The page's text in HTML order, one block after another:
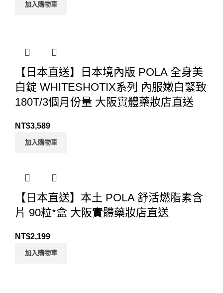
加入購物車
【日本直送】日本境內版 POLA 全身美
白錠 WHITESHOTIX系列 內服嫩白緊致
180T/3個月份量 大阪實體藥妝店直送
NT$3,589
加入購物車
【日本直送】本土 POLA 舒活燃脂素含
片 90粒*盒 大阪實體藥妝店直送
NT$2,199
加入購物車